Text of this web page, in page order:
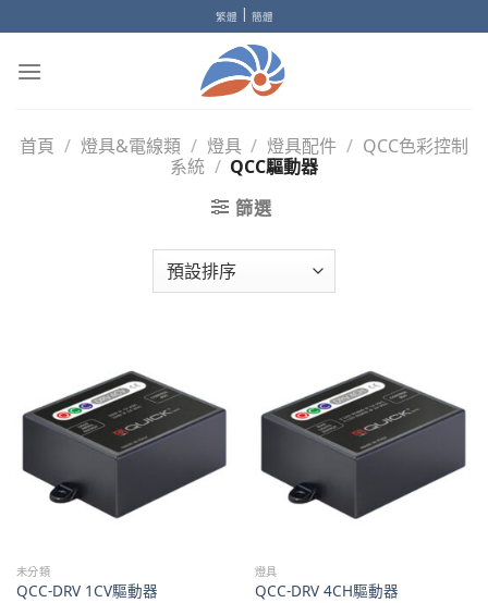
to
content
繁體 | 簡體
首頁 / 燈具&電線類 / 燈具 / 燈具配件 / QCC色彩控制
系統 / QCC驅動器
篩選
未分類
QCC-DRV 1CV驅動器
燈具
QCC-DRV 4CH驅動器